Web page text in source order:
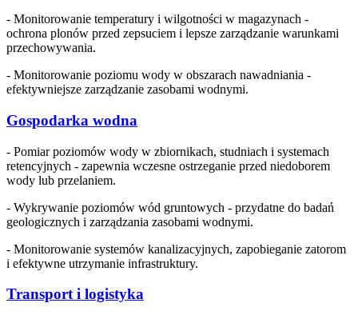
- Monitorowanie temperatury i wilgotności w magazynach -
ochrona plonów przed zepsuciem i lepsze zarządzanie warunkami
przechowywania.
- Monitorowanie poziomu wody w obszarach nawadniania -
efektywniejsze zarządzanie zasobami wodnymi.
Gospodarka wodna
- Pomiar poziomów wody w zbiornikach, studniach i systemach
retencyjnych - zapewnia wczesne ostrzeganie przed niedoborem
wody lub przelaniem.
- Wykrywanie poziomów wód gruntowych - przydatne do badań
geologicznych i zarządzania zasobami wodnymi.
- Monitorowanie systemów kanalizacyjnych, zapobieganie zatorom
i efektywne utrzymanie infrastruktury.
Transport i logistyka